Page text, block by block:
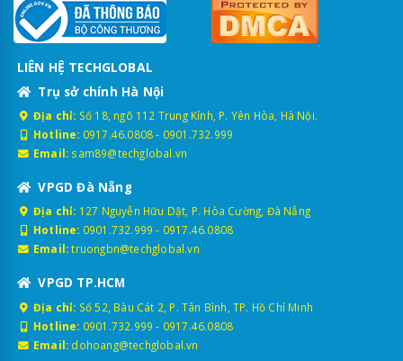
LIÊN HỆ TECHGLOBAL
Trụ sở chính Hà Nội
Địa chỉ: Số 18, ngõ 112 Trung Kính, P. Yên Hòa, Hà Nội.
Hotline: 0917.46.0808- 0901.732.999
Email: sam89@techglobal.vn
VPGD Đà Nẵng
Địa chỉ: 127 Nguyễn Hữu Dật, P. Hòa Cường, Đà Nẵng
Hotline: 0901.732.999 - 0917.46.0808
Email: truongbn@techglobal.vn
VPGD TP.HCM
Địa chỉ: Số 52, Bàu Cát 2, P. Tân Bình, TP. Hồ Chí Minh
Hotline: 0901.732.999 - 0917.46.0808
Email: dohoang@techglobal.vn